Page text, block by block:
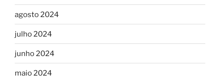
agosto 2024
julho 2024
junho 2024
maio 2024